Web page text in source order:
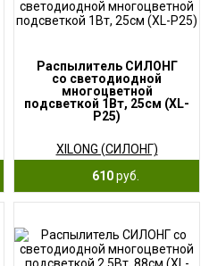
Распылитель СИЛОНГ
со светодиодной
многоцветной
подсветкой 1Вт, 25см (XL-
P25)
XILONG (СИЛОНГ)
610руб.